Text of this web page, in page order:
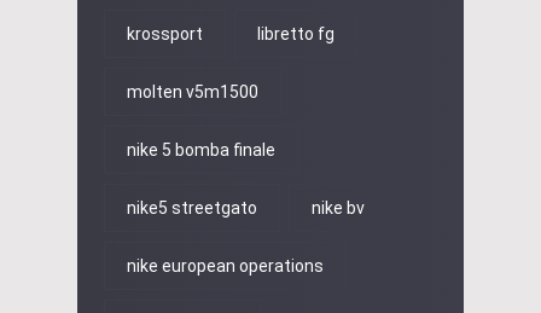
krossport libretto fg
molten v5m1500
nike 5 bomba finale
nike5 streetgato nike bv
nike european operations